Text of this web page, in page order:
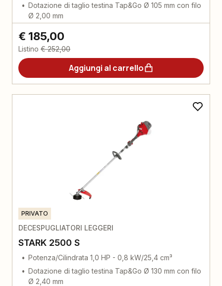
Dotazione di taglio testina Tap&Go Ø 105 mm con filo
Ø 2,00 mm
€ 185,00
Listino € 252,00
Aggiungi al carrello
PRIVATO
DECESPUGLIATORI LEGGERI
STARK 2500 S
Potenza/Cilindrata 1,0 HP - 0,8 kW/25,4 cm³
Dotazione di taglio testina Tap&Go Ø 130 mm con filo
Ø 2,40 mm